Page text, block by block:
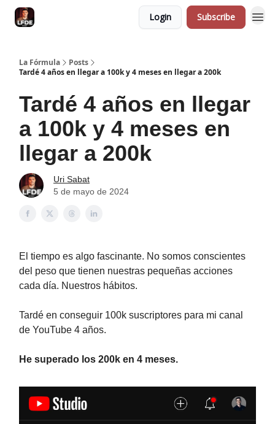
Login Subscribe
La Fórmula
Posts
Tardé 4 años en llegar a 100k y 4 meses en llegar a 200k
Tardé 4 años en llegar
a 100k y 4 meses en
llegar a 200k
Uri Sabat
5 de mayo de 2024
El tiempo es algo fascinante. No somos conscientes
del peso que tienen nuestras pequeñas acciones
cada día. Nuestros hábitos.
Tardé en conseguir 100k suscriptores para mi canal
de YouTube 4 años.
He superado los 200k en 4 meses.